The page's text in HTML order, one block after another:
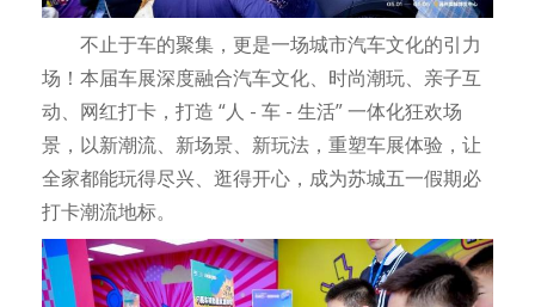
不止于车的聚集，更是一场城市汽车文化的引力
场！本届车展深度融合汽车文化、时尚潮玩、亲子互
动、网红打卡，打造 “人 - 车 - 生活” 一体化狂欢场
景，以新潮流、新场景、新玩法，重塑车展体验，让
全家都能玩得尽兴、逛得开心，成为苏城五一假期必
打卡潮流地标。